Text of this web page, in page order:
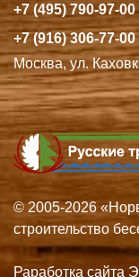
+7 (495) 790-97-00
+7 (916) 306-77-00
Москва, ул.
© 2005-2026
строительство
Раработка сайта